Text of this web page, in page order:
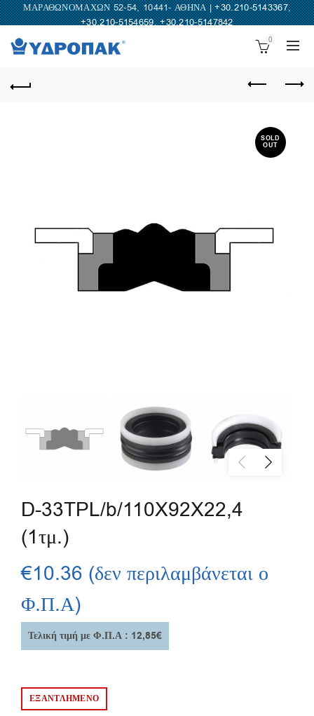
ΜΑΡΑΘΩΝΟΜΑΧΩΝ 52-54, 10441- ΑΘΗΝΑ |+30.210-5143367,
+30.210-5154659,+30.210-5147842
0
SOLD
OUT
D-33TPL/b/110X92X22,4
(1τμ.)
€10.36 (δεν περιλαμβάνεται ο
Φ.Π.Α)
Τελική τιμή με Φ.Π.Α : 12,85€
ΕΞΑΝΤΛΗΜΈΝΟ